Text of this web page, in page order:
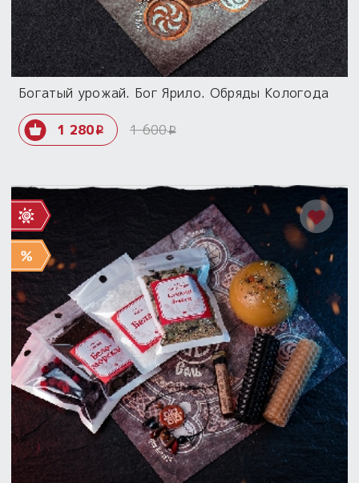
Богатый урожай. Бог Ярило. Обряды Кологода
1 280i 1 600i